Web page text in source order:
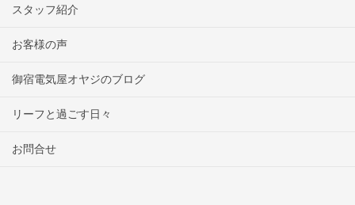
スタッフ紹介
お客様の声
御宿電気屋オヤジのブログ
リーフと過ごす日々
お問合せ